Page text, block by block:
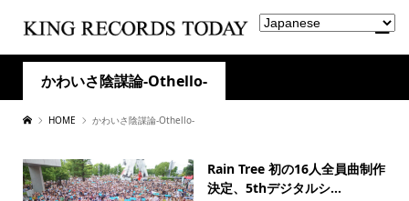
かわいさ陰謀論-Othello-
HOME かわいさ陰謀論-Othello-
Rain Tree 初の16人全員曲制作
決定、5thデジタルシ...